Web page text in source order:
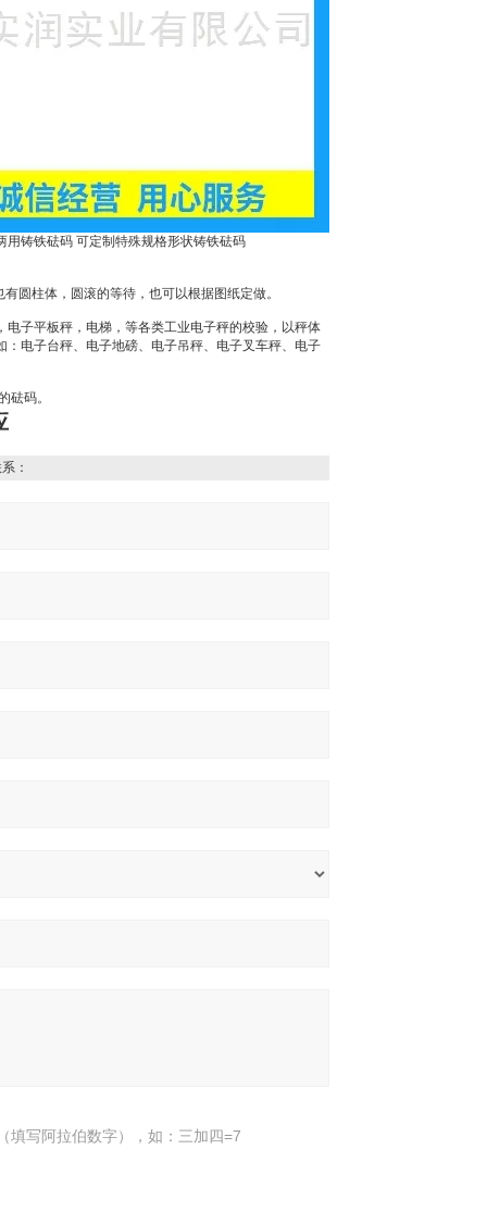
用铸铁砝码 可定制特殊规格形状铸铁砝码
圆柱体，圆滚的等待，也可以根据图纸定做。
子平板秤，电梯，等各类工业电子秤的校验，以秤体
电子台秤、电子地磅、电子吊秤、电子叉车秤、电子
砝码。
：
填写阿拉伯数字），如：三加四=7